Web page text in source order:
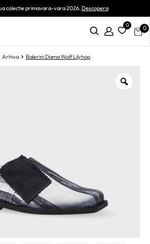
colectie primavara-vara 2026.Descopera
0 0
Arhiva Balerini Dama Wolf Lilyhop